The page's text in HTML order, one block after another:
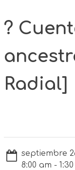
?
Radial]
septiembre
8:00 am -